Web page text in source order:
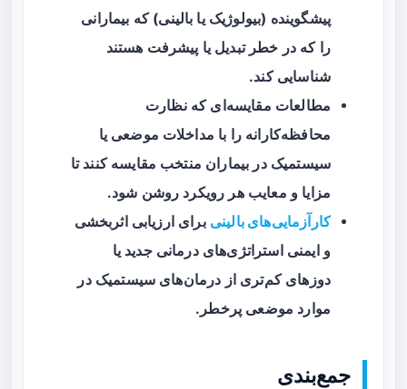
پیشگوینده (بیولوژیک یا بالینی) که بیمارانی
را که در خطر تبدیل یا پیشرفت هستند
شناسایی کند.
مطالعات مقایسه‌ای که نظارت
محافظه‌کارانه را با مداخلات موضعی یا
سیستمیک در بیماران منتخب مقایسه کنند تا
مزایا و معایب هر رویکرد روشن شود.
کارآزمایی‌های بالینی برای ارزیابی اثربخشی
و ایمنی استراتژی‌های درمانی جدید یا
دوزهای کم‌تری از درمان‌های سیستمیک در
موارد موضعی پرخطر.
جمع‌بندی